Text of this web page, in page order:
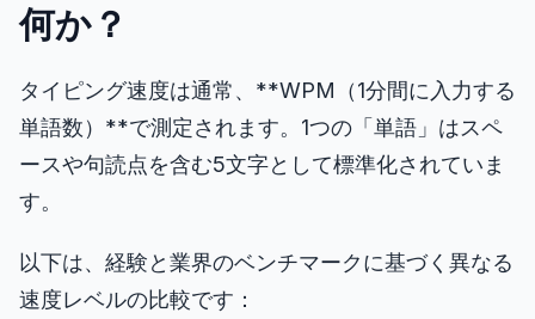
何か？
タイピング速度は通常、**WPM（1分間に入力する
単語数）**で測定されます。1つの「単語」はスペ
ースや句読点を含む5文字として標準化されていま
す。
以下は、経験と業界のベンチマークに基づく異なる
速度レベルの比較です：